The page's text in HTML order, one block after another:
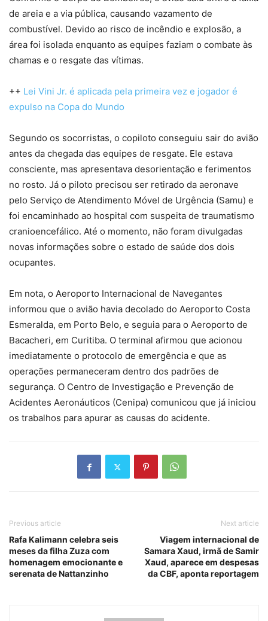
de areia e a via pública, causando vazamento de
combustível. Devido ao risco de incêndio e explosão, a
área foi isolada enquanto as equipes faziam o combate às
chamas e o resgate das vítimas.
++ Lei Vini Jr. é aplicada pela primeira vez e jogador é
expulso na Copa do Mundo
Segundo os socorristas, o copiloto conseguiu sair do avião
antes da chegada das equipes de resgate. Ele estava
consciente, mas apresentava desorientação e ferimentos
no rosto. Já o piloto precisou ser retirado da aeronave
pelo Serviço de Atendimento Móvel de Urgência (Samu) e
foi encaminhado ao hospital com suspeita de traumatismo
cranioencefálico. Até o momento, não foram divulgadas
novas informações sobre o estado de saúde dos dois
ocupantes.
Em nota, o Aeroporto Internacional de Navegantes
informou que o avião havia decolado do Aeroporto Costa
Esmeralda, em Porto Belo, e seguia para o Aeroporto de
Bacacheri, em Curitiba. O terminal afirmou que acionou
imediatamente o protocolo de emergência e que as
operações permaneceram dentro dos padrões de
segurança. O Centro de Investigação e Prevenção de
Acidentes Aeronáuticos (Cenipa) comunicou que já iniciou
os trabalhos para apurar as causas do acidente.
Previous article
Rafa Kalimann celebra seis
meses da filha Zuza com
homenagem emocionante e
serenata de Nattanzinho
Next article
Viagem internacional de
Samara Xaud, irmã de Samir
Xaud, aparece em despesas
da CBF, aponta reportagem